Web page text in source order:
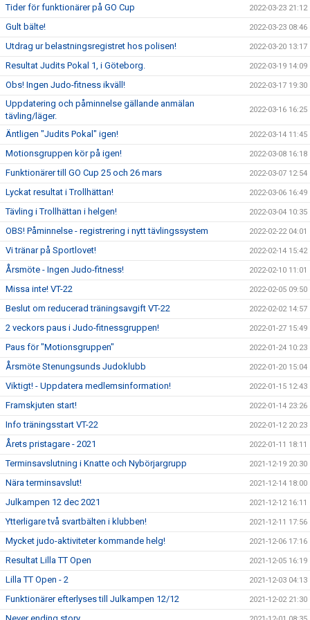
Tider för funktionärer på GO Cup 2022-03-23 21:12
Gult bälte! 2022-03-23 08:46
Utdrag ur belastningsregistret hos polisen! 2022-03-20 13:17
Resultat Judits Pokal 1, i Göteborg. 2022-03-19 14:09
Obs! Ingen Judo-fitness ikväll! 2022-03-17 19:30
Uppdatering och påminnelse gällande anmälan
tävling/läger.
2022-03-16 16:25
Äntligen "Judits Pokal" igen! 2022-03-14 11:45
Motionsgruppen kör på igen! 2022-03-08 16:18
Funktionärer till GO Cup 25 och 26 mars 2022-03-07 12:54
Lyckat resultat i Trollhättan! 2022-03-06 16:49
Tävling i Trollhättan i helgen! 2022-03-04 10:35
OBS! Påminnelse - registrering i nytt tävlingssystem 2022-02-22 04:01
Vi tränar på Sportlovet! 2022-02-14 15:42
Årsmöte - Ingen Judo-fitness! 2022-02-10 11:01
Missa inte! VT-22 2022-02-05 09:50
Beslut om reducerad träningsavgift VT-22 2022-02-02 14:57
2 veckors paus i Judo-fitnessgruppen! 2022-01-27 15:49
Paus för "Motionsgruppen" 2022-01-24 10:23
Årsmöte Stenungsunds Judoklubb 2022-01-20 15:04
Viktigt! - Uppdatera medlemsinformation! 2022-01-15 12:43
Framskjuten start! 2022-01-14 23:26
Info träningsstart VT-22 2022-01-12 20:23
Årets pristagare - 2021 2022-01-11 18:11
Terminsavslutning i Knatte och Nybörjargrupp 2021-12-19 20:30
Nära terminsavslut! 2021-12-14 18:00
Julkampen 12 dec 2021 2021-12-12 16:11
Ytterligare två svartbälten i klubben! 2021-12-11 17:56
Mycket judo-aktiviteter kommande helg! 2021-12-06 17:16
Resultat Lilla TT Open 2021-12-05 16:19
Lilla TT Open - 2 2021-12-03 04:13
Funktionärer efterlyses till Julkampen 12/12 2021-12-02 21:30